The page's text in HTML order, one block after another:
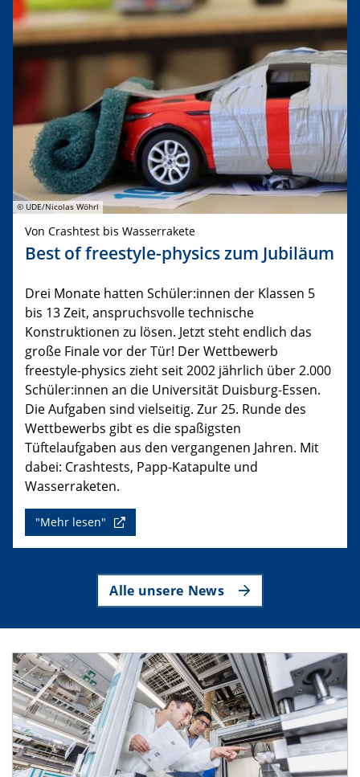
© UDE/Nicolas Wöhrl
Von Crashtest bis Wasserrakete
Best of freestyle-physics zum Jubiläum
Drei Monate hatten Schüler:innen der Klassen 5
bis 13 Zeit, anspruchsvolle technische
Konstruktionen zu lösen. Jetzt steht endlich das
große Finale vor der Tür! Der Wettbewerb
freestyle-physics zieht seit 2002 jährlich über 2.000
Schüler:innen an die Universität Duisburg-Essen.
Die Aufgaben sind vielseitig. Zur 25. Runde des
Wettbewerbs gibt es die spaßigsten
Tüftelaufgaben aus den vergangenen Jahren. Mit
dabei: Crashtests, Papp-Katapulte und
Wasserraketen.
"Mehr lesen"
Alle unsere News